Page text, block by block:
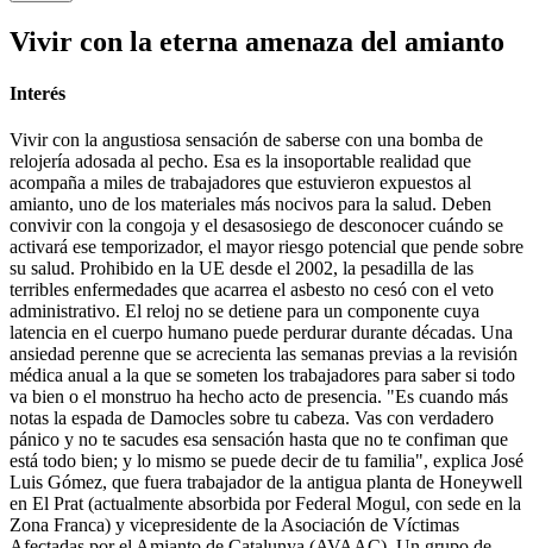
Vivir con la eterna amenaza del amianto
Interés
Vivir con la angustiosa sensación de saberse con una bomba de
relojería adosada al pecho. Esa es la insoportable realidad que
acompaña a miles de trabajadores que estuvieron expuestos al
amianto, uno de los materiales más nocivos para la salud. Deben
convivir con la congoja y el desasosiego de desconocer cuándo se
activará ese temporizador, el mayor riesgo potencial que pende sobre
su salud. Prohibido en la UE desde el 2002, la pesadilla de las
terribles enfermedades que acarrea el asbesto no cesó con el veto
administrativo. El reloj no se detiene para un componente cuya
latencia en el cuerpo humano puede perdurar durante décadas. Una
ansiedad perenne que se acrecienta las semanas previas a la revisión
médica anual a la que se someten los trabajadores para saber si todo
va bien o el monstruo ha hecho acto de presencia. "Es cuando más
notas la espada de Damocles sobre tu cabeza. Vas con verdadero
pánico y no te sacudes esa sensación hasta que no te confiman que
está todo bien; y lo mismo se puede decir de tu familia", explica José
Luis Gómez, que fuera trabajador de la antigua planta de Honeywell
en El Prat (actualmente absorbida por Federal Mogul, con sede en la
Zona Franca) y vicepresidente de la Asociación de Víctimas